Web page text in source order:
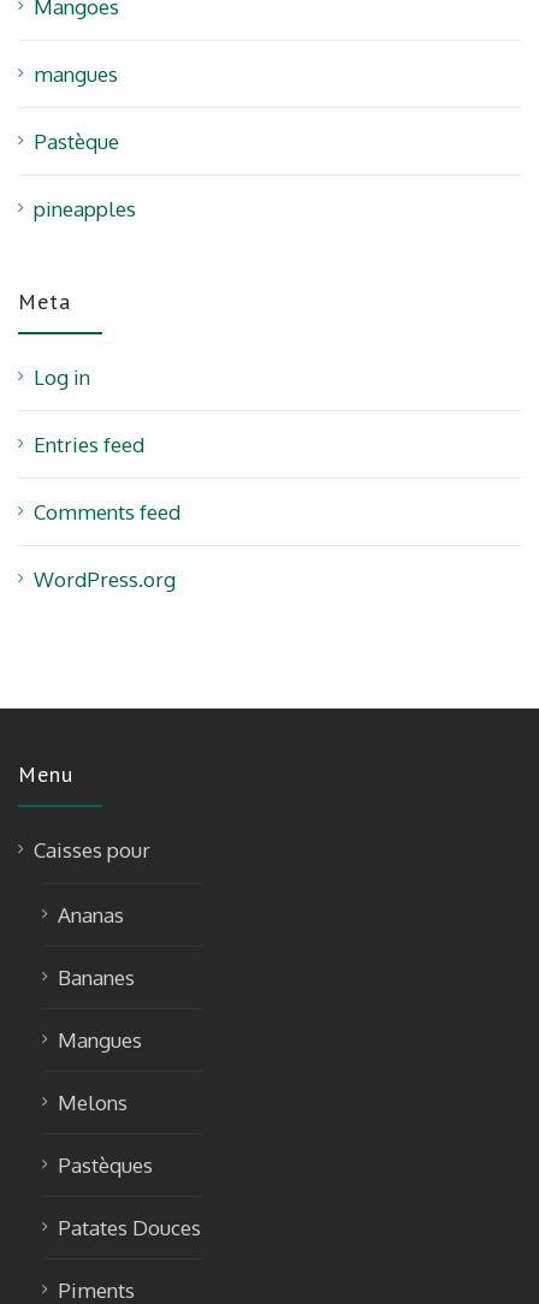
Mangoes
mangues
Pastèque
pineapples
Meta
Log in
Entries feed
Comments feed
WordPress.org
Menu
Caisses pour
Ananas
Bananes
Mangues
Melons
Pastèques
Patates Douces
Piments